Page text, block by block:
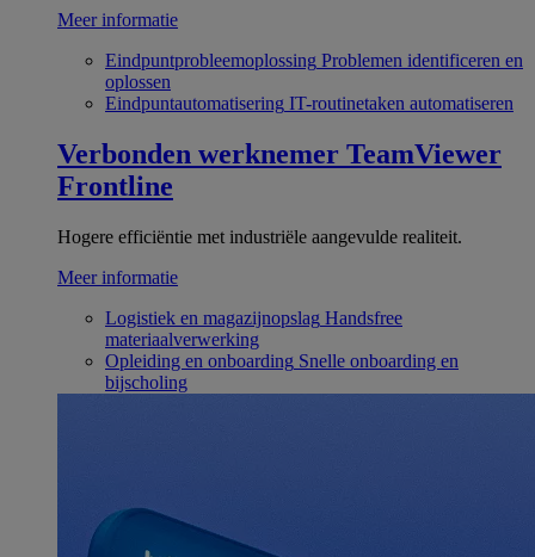
Meer informatie
Eindpuntprobleemoplossing Problemen identificeren en
oplossen
Eindpuntautomatisering IT-routinetaken automatiseren
Verbonden werknemer TeamViewer
Frontline
Hogere efficiëntie met industriële aangevulde realiteit.
Meer informatie
Logistiek en magazijnopslag Handsfree
materiaalverwerking
Opleiding en onboarding Snelle onboarding en
bijscholing